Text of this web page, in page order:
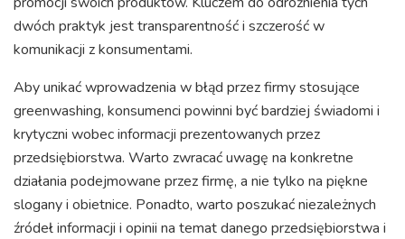
dwóch praktyk jest transparentność i szczerość w
komunikacji z konsumentami.
Aby unikać wprowadzenia w błąd przez firmy stosujące
greenwashing, konsumenci powinni być bardziej świadomi i
krytyczni wobec informacji prezentowanych przez
przedsiębiorstwa. Warto zwracać uwagę na konkretne
działania podejmowane przez firmę, a nie tylko na piękne
slogany i obietnice. Ponadto, warto poszukać niezależnych
źródeł informacji i opinii na temat danego przedsiębiorstwa i